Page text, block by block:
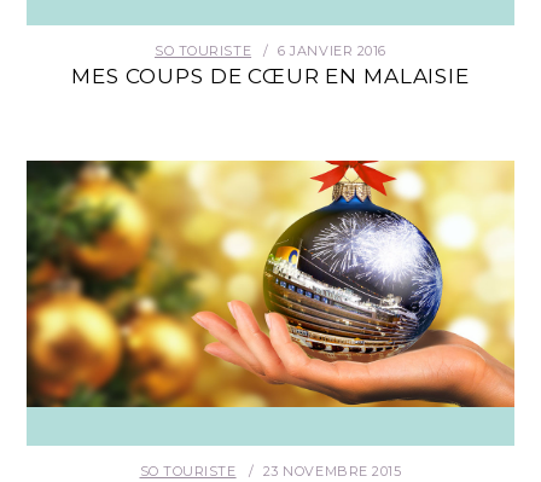
SO TOURISTE 6 JANVIER 2016
MES COUPS DE CŒUR EN MALAISIE
SO TOURISTE 23 NOVEMBRE 2015